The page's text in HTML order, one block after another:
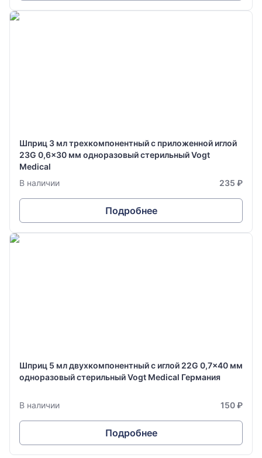
Шприц 3 мл трехкомпонентный с приложенной иглой
23G 0,6x30 мм одноразовый стерильный Vogt
Medical
В наличии
235 ₽
Подробнее
Шприц 5 мл двухкомпонентный с иглой 22G 0,7x40 мм
одноразовый стерильный Vogt Medical Германия
В наличии 150 ₽
Подробнее